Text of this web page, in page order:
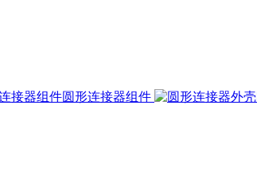
圆形连接器组件